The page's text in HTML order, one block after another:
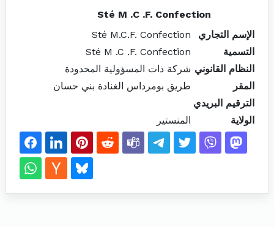
Sté M .C .F. Confection
الإسم التجاري
Sté M.C.F. Confection
التسمية
Sté M .C .F. Confection
النظام القانوني شركة ذات المسؤولية المحدودة
المقر
طريق بومرداس الغنادة بني حسان
الترقيم البريدي
الولاية
المنستير